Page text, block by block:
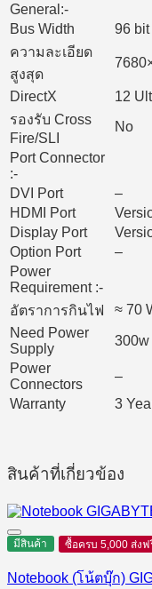
General:-
Bus Width
96 bit
ความละเอียด
สูงสุด
DirectX
12
รองรับ Cross
Fire/SLI
No
Port Connector
:-
DVI Port
–
HDMI Port
Display Port
Option Port
–
Power
Requirement :-
อัตราการกินไฟ
≈ 70
Need Power
Supply
300w
Power
Connectors
–
Warranty
3
สินค้าที่เกี่ยวข้อง
มีสินค้า ซื้อครบ 5,000 ส่งฟ
Notebook (โน้ตบุ๊ก)